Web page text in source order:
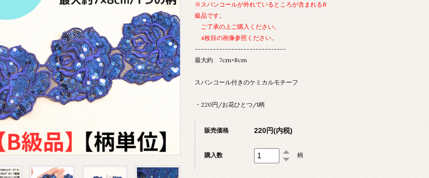
※スパンコールが外れているところが含まれるB
級品です。
ご了承の上ご購入ください。
4枚目の画像参照ください。
------------------------------
最大約 7cm×8cm
スパンコール付きのケミカルモチーフ
・220円/お花ひとつ/1柄
販売価格 220円(内税)
購入数 柄